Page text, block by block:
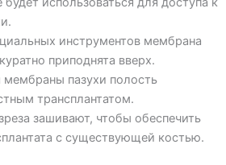
инструментов мембрана
приподнята вверх.
мембраны пазухи полость
трансплантатом.
зашивают, чтобы обеспечить
с существующей костью.